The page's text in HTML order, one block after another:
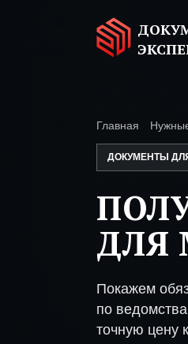
Главная
ДОКУМЕНТЫ
ДЛЯ
Покажем
по
точную цену